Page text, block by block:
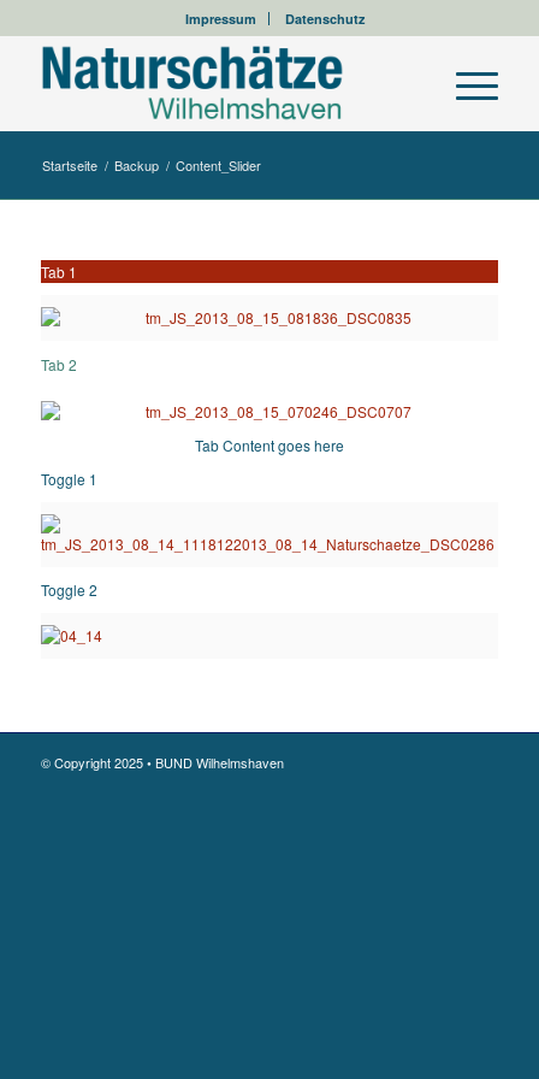
Impressum Datenschutz
Startseite / Backup / Content_Slider
Tab 1
Tab 2
Tab Content goes here
Toggle 1
Toggle 2
© Copyright 2025 • BUND Wilhelmshaven